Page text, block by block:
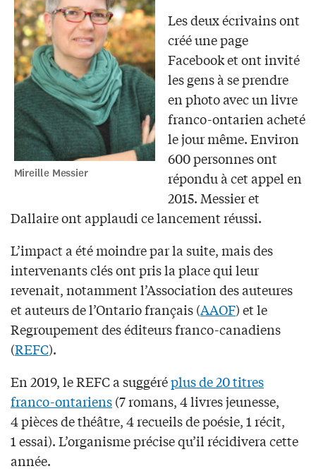
Mireille Messier
Les deux écrivains ont
créé une page
Facebook et ont invité
les gens à se prendre
en photo avec un livre
franco-ontarien acheté
le jour même. Environ
600 personnes ont
répondu à cet appel en
2015. Messier et
Dallaire ont applaudi ce lancement réussi.
L’impact a été moindre par la suite, mais des
intervenants clés ont pris la place qui leur
revenait, notamment l’Association des auteures
et auteurs de l’Ontario français (AAOF) et le
Regroupement des éditeurs franco-canadiens
(REFC).
En 2019, le REFC a suggéréplus de 20 titres
franco-ontariens(7 romans, 4 livres jeunesse,
4 pièces de théâtre, 4 recueils de poésie, 1 récit,
1 essai). L’organisme précise qu’il récidivera cette
année.